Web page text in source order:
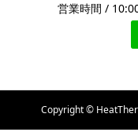
営業時間 /
Copyright ©